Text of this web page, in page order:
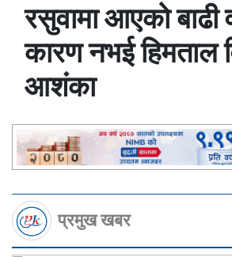
रसुवामा आएकाे बाढी
कारण नभई हिमताल
आशंका
प्रमुख खबर